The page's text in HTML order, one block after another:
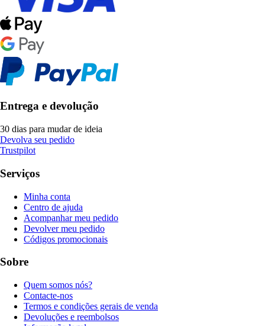
Entrega e devolução
30 dias para mudar de ideia
Devolva seu pedido
Trustpilot
Serviços
Minha conta
Centro de ajuda
Acompanhar meu pedido
Devolver meu pedido
Códigos promocionais
Sobre
Quem somos nós?
Contacte-nos
Termos e condições gerais de venda
Devoluções e reembolsos